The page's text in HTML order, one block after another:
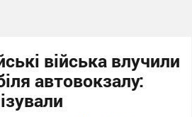
війська влучили
автовокзалу: